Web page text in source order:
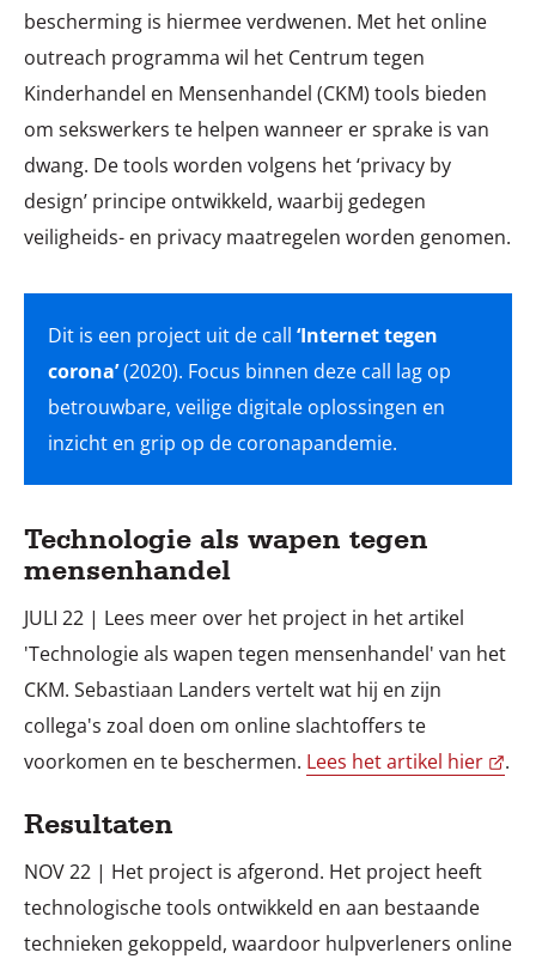
bescherming is hiermee verdwenen. Met het online
outreach programma wil het Centrum tegen
Kinderhandel en Mensenhandel (CKM) tools bieden
om sekswerkers te helpen wanneer er sprake is van
dwang. De tools worden volgens het ‘privacy by
design’ principe ontwikkeld, waarbij gedegen
veiligheids- en privacy maatregelen worden genomen.
Dit is een project uit de call ‘Internet tegen
corona’(2020). Focus binnen deze call lag op
betrouwbare, veilige digitale oplossingen en
Technologie als wapen tegen
mensenhandel
JULI 22 | Lees meer over het project in het artikel
'Technologie als wapen tegen mensenhandel' van het
CKM. Sebastiaan Landers vertelt wat hij en zijn
collega's zoal doen om online slachtoffers te
voorkomen en te beschermen. Lees het artikel hier .
Resultaten
NOV 22 | Het project is afgerond. Het project heeft
technologische tools ontwikkeld en aan bestaande
technieken gekoppeld, waardoor hulpverleners online